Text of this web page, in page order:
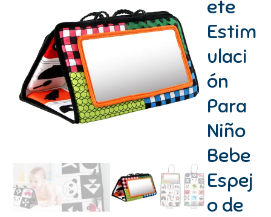
ete
Estim
ulaci
ón
Para
Niño
Bebe
Espej
o de